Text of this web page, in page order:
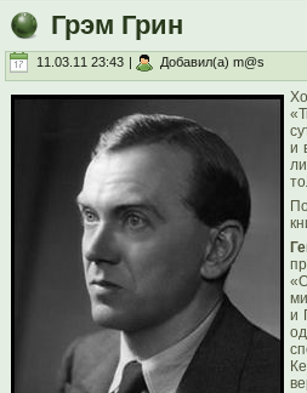
Грэм Грин
11.03.11 23:43 | Добавил(а) m@s
и
и